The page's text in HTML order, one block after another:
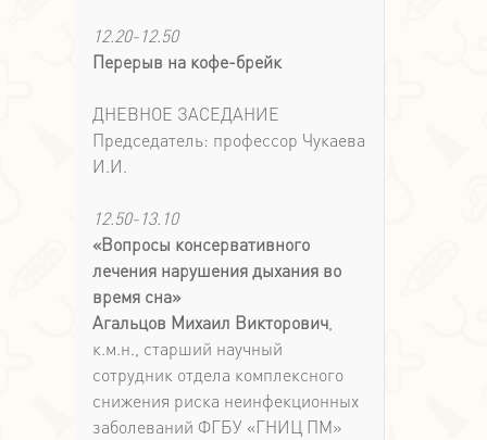
12.20-12.50
Перерыв на кофе-брейк
ДНЕВНОЕ ЗАСЕДАНИЕ
Председатель: профессор Чукаева
И.И.
12.50-13.10
«Вопросы консервативного
лечения нарушения дыхания во
время сна»
Агальцов Михаил Викторович,
к.м.н., старший научный
сотрудник отдела комплексного
снижения риска неинфекционных
заболеваний ФГБУ «ГНИЦ ПМ»